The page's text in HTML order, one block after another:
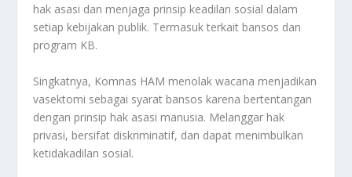
hak asasi dan menjaga prinsip keadilan sosial dalam
setiap kebijakan publik. Termasuk terkait bansos dan
program KB.
Singkatnya, Komnas HAM menolak wacana menjadikan
vasektomi sebagai syarat bansos karena bertentangan
dengan prinsip hak asasi manusia. Melanggar hak
privasi, bersifat diskriminatif, dan dapat menimbulkan
ketidakadilan sosial.